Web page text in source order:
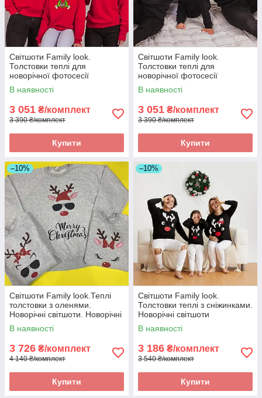
Світшоти Family look.
Толстовки теплі для
новорічної фотосесії
Новорічні світшоти у стилі
Грінча
В наявності
3 051 ₴/комплект
3 390 ₴/комплект
Купити
Світшоти Family look.
Толстовки теплі для
новорічної фотосесії
Новорічні світшоти у стилі
Грінча
В наявності
3 051 ₴/комплект
3 390 ₴/комплект
Купити
–10%
Світшоти Family look.Теплі
толстовки з оленями.
Новорічні світшоти. Новорічні
светри
В наявності
3 726 ₴/комплект
4 140 ₴/комплект
Купити
–10%
Світшоти Family look.
Толстовки теплі з сніжинками.
Новорічні світшоти
В наявності
3 186 ₴/комплект
3 540 ₴/комплект
Купити